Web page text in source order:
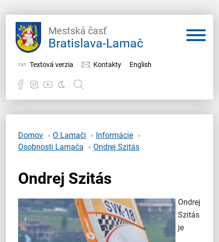
Mestská časť
Bratislava-Lamač
Textová verzia Kontakty English
Samospráva
O Lamači
Domov O Lamači
Informácie
Osobnosti Lamača
Ondrej Szitás
Ondrej Szitás
Ondrej
Szitás
je